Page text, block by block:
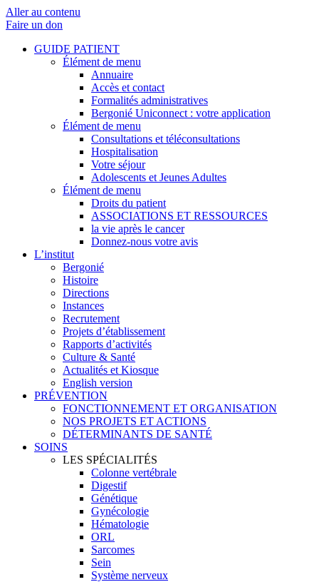
Aller au contenu
Faire un don
GUIDE PATIENT
Élément de menu
Annuaire
Accès et contact
Formalités administratives
Bergonié Uniconnect : votre application
Élément de menu
Consultations et téléconsultations
Hospitalisation
Votre séjour
Adolescents et Jeunes Adultes
Élément de menu
Droits du patient
ASSOCIATIONS ET RESSOURCES
la vie après le cancer
Donnez-nous votre avis
L’institut
Bergonié
Histoire
Directions
Instances
Recrutement
Projets d’établissement
Rapports d’activités
Culture & Santé
Actualités et Kiosque
English version
PRÉVENTION
FONCTIONNEMENT ET ORGANISATION
NOS PROJETS ET ACTIONS
DÉTERMINANTS DE SANTÉ
SOINS
LES SPÉCIALITÉS
Colonne vertébrale
Digestif
Génétique
Gynécologie
Hématologie
ORL
Sarcomes
Sein
Système nerveux